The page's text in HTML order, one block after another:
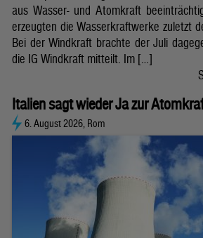
aus Wasser- und Atomkraft
erzeugten die Wasserkraftwerke zuletzt
Bei der Windkraft brachte der Juli
die IG Windkraft mitteilt. Im […]
Italien sagt wieder Ja zur
6. August 2026, Rom